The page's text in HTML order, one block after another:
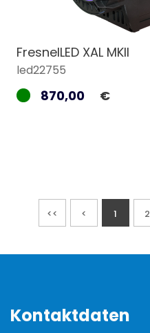
FresnelLED XAL MKII
led22755
870,00 €
<< < 1 2
Kontaktdaten